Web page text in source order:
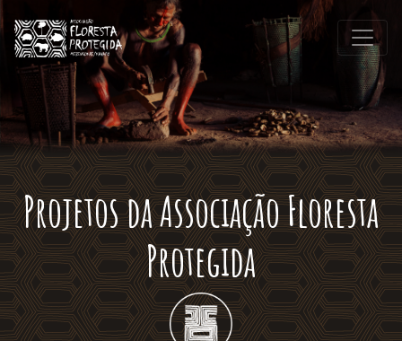
Projetos da Associação Floresta
Protegida